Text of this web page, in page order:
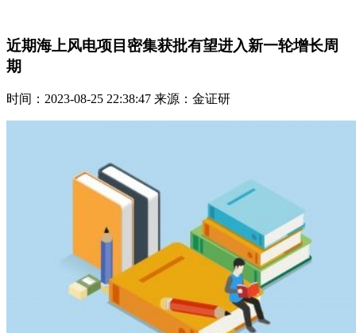
近期海上风电项目密集获批有望进入新一轮增长周
期
时间：2023-08-25 22:38:47 来源：金证研